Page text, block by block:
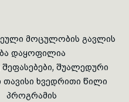
მოცულობის გავლის
და­ყო­­ფილია
შუალედური
ხვედრითი წი­ლი
პროგრამის